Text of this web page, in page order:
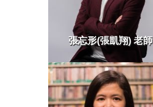
張忘形(張凱翔) 老師
more >